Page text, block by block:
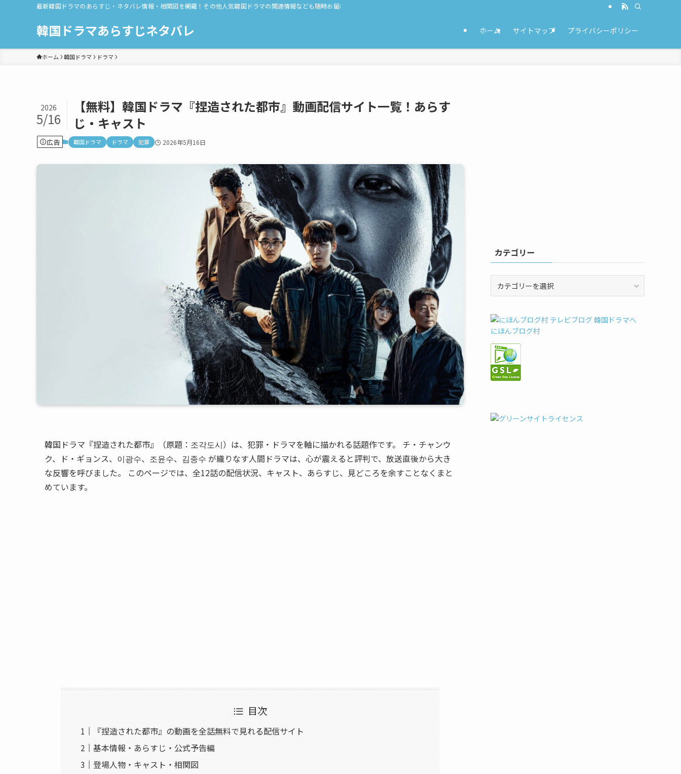
最新韓国ドラマのあらすじ・ネタバレ情報・相関図を網羅！その他人気韓国ドラマの関連情報なども随時お届け！
韓国ドラマあらすじネタバレ ホーム サイトマップ プライバシーポリシー
ホーム 韓国ドラマ ドラマ
【無料】韓国ドラマ『捏造された都市』動画配信サイト一覧！あらす
じ・キャスト
2026
5/16
広告 韓国ドラマ ドラマ 犯罪 2026年5月16日
韓国ドラマ『捏造された都市』（原題：조각도시）は、犯罪・ドラマを軸に描かれる話題作です。 チ・チャンウ
ク、ド・ギョンス、이광수、조윤수、김종수 が織りなす人間ドラマは、心が震えると評判で、放送直後から大き
な反響を呼びました。 このページでは、全12話の配信状況、キャスト、あらすじ、見どころを余すことなくまと
めています。
目次
『捏造された都市』の動画を全話無料で見れる配信サイト
基本情報・あらすじ・公式予告編
登場人物・キャスト・相関図
カテゴリー
リ
ー
にほんブログ村